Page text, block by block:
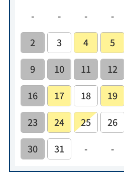
- - - -
2 3 4 5
9 10 11 12
16 17 18 19
23 24 25 26
30 31 - -